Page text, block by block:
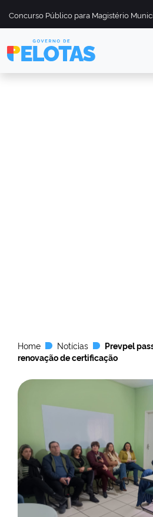
Home Notícias
Prevpel
renovação de certificação